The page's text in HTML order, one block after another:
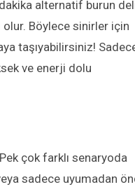
alternatif burun
olur. Böylece sinirler için
taşıyabilirsiniz!
ve enerji dolu
çok farklı senaryoda
sadece uyumadan